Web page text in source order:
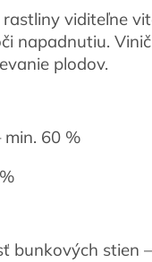
viditeľne
napadnutiu.
plodov.
min. 60 %
bunkových stien